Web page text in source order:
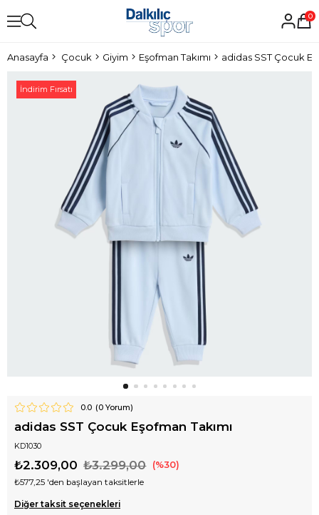
0
Anasayfa Çocuk Giyim Eşofman Takımı adidas SST Çocuk
İndirim Fırsatı
0.0 (0Yorum)
adidas SST Çocuk Eşofman Takımı
KD1030
₺3.299,00
₺2.309,00 30
₺577,25 'den başlayan taksitlerle
Diğer taksit seçenekleri